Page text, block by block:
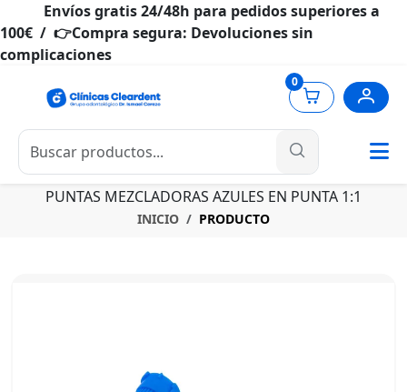
Envíos gratis 24/48h para pedidos superiores a
100€ / 👉Compra segura: Devoluciones sin
complicaciones
0
PUNTAS MEZCLADORAS AZULES EN PUNTA 1:1
INICIO PRODUCTO